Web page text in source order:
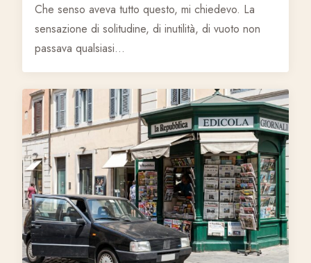
Che senso aveva tutto questo, mi chiedevo. La
sensazione di solitudine, di inutilità, di vuoto non
passava qualsiasi…